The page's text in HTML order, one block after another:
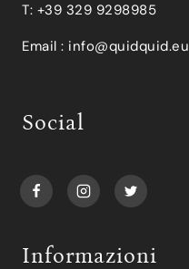
T: +39 329 9298985
Email : info@quidquid.eu
Social
Informazioni